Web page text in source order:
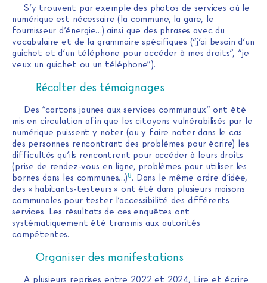
S’y trouvent par exemple des photos de services où le
numérique est nécessaire (la commune, la gare, le
fournisseur d’énergie…) ainsi que des phrases avec du
vocabulaire et de la grammaire spécifiques (“j’ai besoin d’un
guichet et d’un téléphone pour accéder à mes droits”, “je
veux un guichet ou un téléphone”).
Récolter des témoignages
Des “cartons jaunes aux services communaux” ont été
mis en circulation afin que les citoyens vulnérabilisés par le
numérique puissent y noter (ou y faire noter dans le cas
des personnes rencontrant des problèmes pour écrire) les
difficultés qu’ils rencontrent pour accéder à leurs droits
(prise de rendez-vous en ligne, problèmes pour utiliser les
bornes dans les communes…)8. Dans le même ordre d’idée,
des « habitants-testeurs » ont été dans plusieurs maisons
communales pour tester l’accessibilité des différents
services. Les résultats de ces enquêtes ont
systématiquement été transmis aux autorités
compétentes.
Organiser des manifestations
A plusieurs reprises entre 2022 et 2024, Lire et écrire